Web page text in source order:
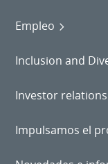
Empleo
Inclusion and
Investor relations
Impulsamos el